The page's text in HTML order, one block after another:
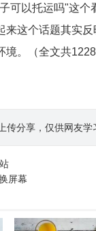
可以托运吗"这
来这个话题其实
。（全文共1228
传分享，仅供网友
屏幕